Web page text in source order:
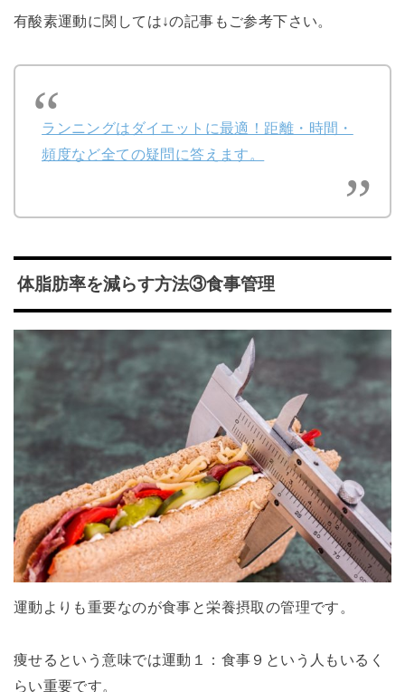
有酸素運動に関しては↓の記事もご参考下さい。
ランニングはダイエットに最適！距離・時間・
頻度など全ての疑問に答えます。
体脂肪率を減らす方法③食事管理
運動よりも重要なのが食事と栄養摂取の管理です。
痩せるという意味では運動１：食事９という人もいるく
らい重要です。